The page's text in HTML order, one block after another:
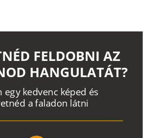
egy kedvenc képed és
etnéd a faladon látni
FELDOBNI AZ
HANGULATÁT?